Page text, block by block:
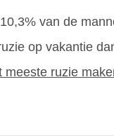
van de
op vakantie
meeste ruzie